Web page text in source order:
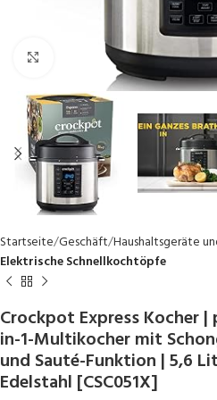
Click to enlarge
Startseite Geschäft Haushaltsgeräte
Elektrische Schnellkochtöpfe
Crockpot Express Kocher
in-1-Multikocher mit
und Sauté-Funktion | 5,6
Edelstahl [CSC051X]